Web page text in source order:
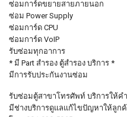
ซ่อมการ์ดขยายสายภายนอก
ซ่อม Power Supply
ซ่อมการ์ด CPU
ซ่อมการ์ด VoIP
รับซ่อมทุกอาการ
* มี Part สำรอง ตู้สำรอง บริการ *
มีการรับประกันงานซ่อม
รับซ่อมตู้สาขาโทรศัพท์ บริการให้
มีช่างบริการดูแลแก้ไขปัญหาให้ลูกค้